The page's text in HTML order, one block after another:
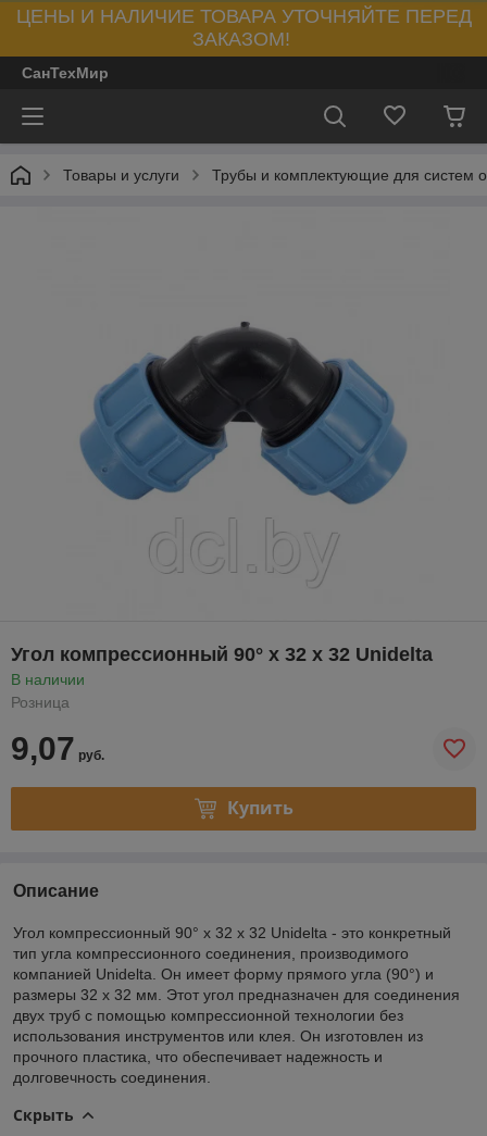
ЦЕНЫ И НАЛИЧИЕ ТОВАРА УТОЧНЯЙТЕ ПЕРЕД
ЗАКАЗОМ!
СанТехМир
Товары и услуги Трубы и комплектующие для систем
Угол компрессионный 90° х 32 х 32 Unidelta
В наличии
Розница
9,07 руб.
Купить
Описание
Угол компрессионный 90° х 32 х 32 Unidelta - это конкретный
тип угла компрессионного соединения, производимого
компанией Unidelta. Он имеет форму прямого угла (90°) и
размеры 32 х 32 мм. Этот угол предназначен для соединения
двух труб с помощью компрессионной технологии без
использования инструментов или клея. Он изготовлен из
прочного пластика, что обеспечивает надежность и
долговечность соединения.
Скрыть